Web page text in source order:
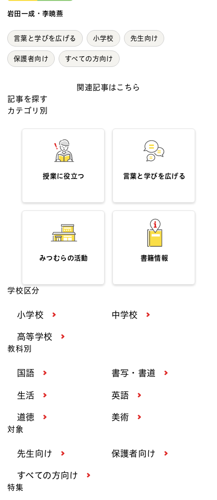
岩田一成・李暁燕
言葉と学びを広げる 小学校 先生向け
保護者向け すべての方向け
関連記事はこちら
記事を探す
カテゴリ別
授業に役立つ 言葉と学びを広げる
みつむらの活動 書籍情報
学校区分
小学校 中学校
高等学校
教科別
国語 書写・書道
生活 英語
道徳 美術
対象
先生向け 保護者向け
すべての方向け
特集